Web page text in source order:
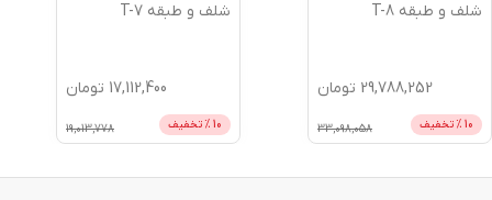
شلف و طبقه T-8
29,788,252 تومان
10 % تخفیف 33,098,058
شلف و طبقه T-7
17,112,400 تومان
10 % تخفیف 19,013,778